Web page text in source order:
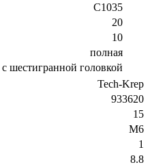
C1035
20
10
полная
с шестигранной головкой
Tech-Krep
933620
15
М6
1
8.8